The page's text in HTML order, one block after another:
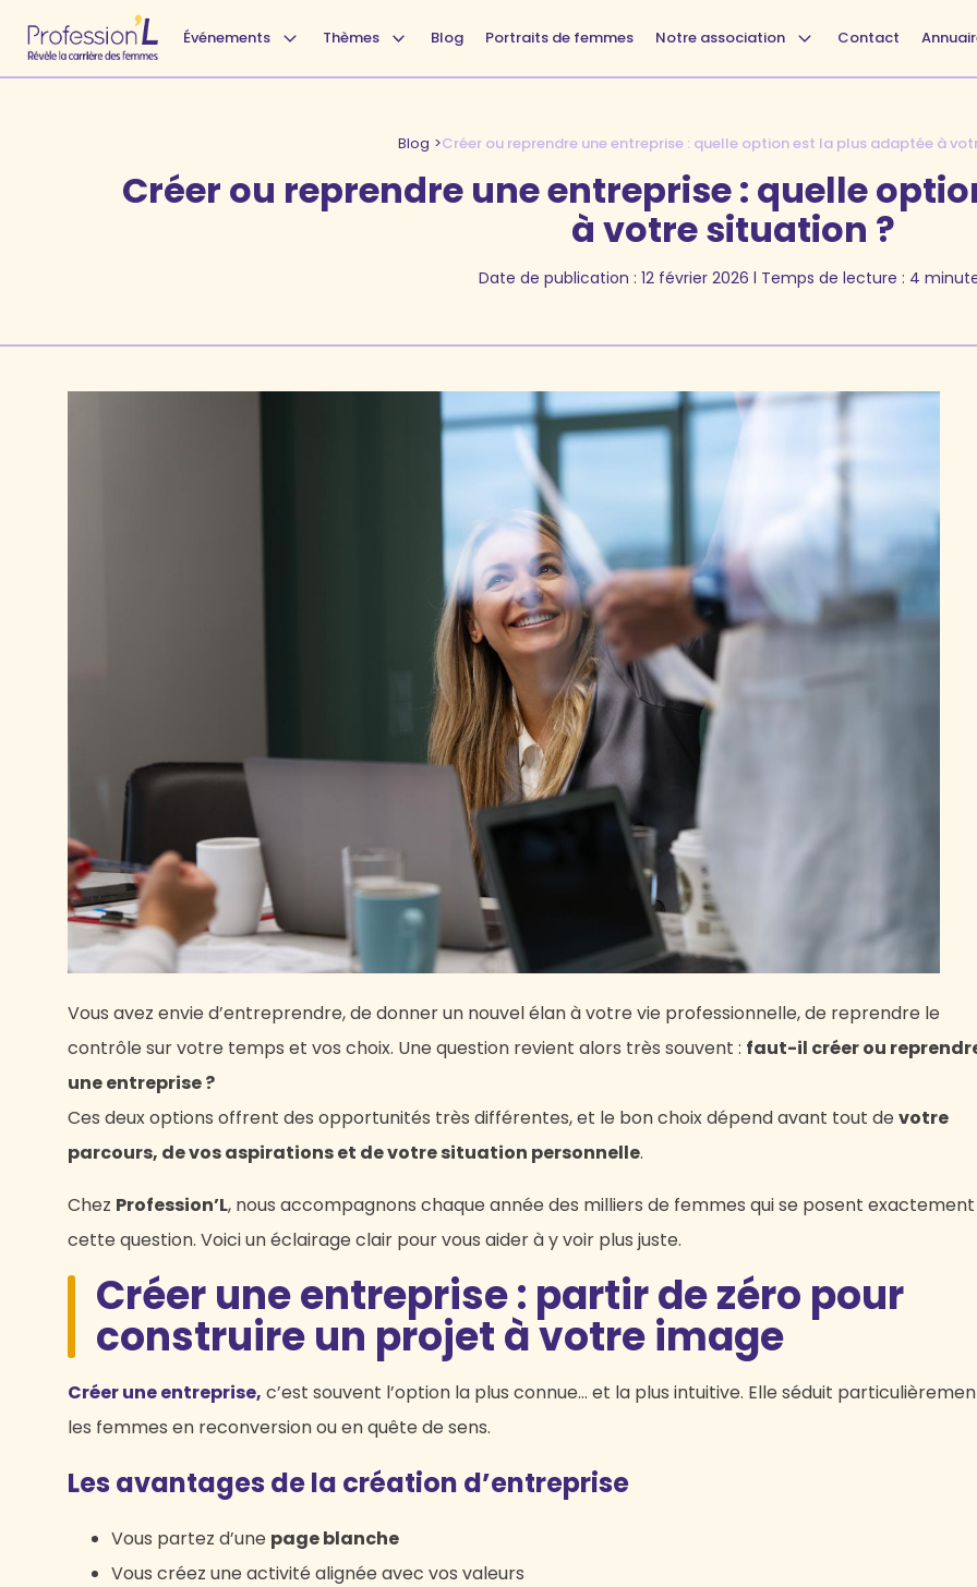
Événements Thèmes Blog Portraits de femmes Notre association Contact
Blog >Créer ou reprendre une entreprise : quelle option est la plus adaptée à
Créer ou reprendre une entreprise : quelle
à votre situation ?
Date de publication : 12 février 2026 l Temps de lecture : 4
Vous avez envie d’entreprendre, de donner un nouvel élan à votre vie professionnelle, de reprendre le
contrôle sur votre temps et vos choix. Une question revient alors très souvent : faut-il créer ou
une entreprise ?
Ces deux options offrent des opportunités très différentes, et le bon choix dépend avant tout de votre
parcours, de vos aspirations et de votre situation personnelle.
Chez Profession’L, nous accompagnons chaque année des milliers de femmes qui se posent exactement
cette question. Voici un éclairage clair pour vous aider à y voir plus juste.
Créer une entreprise : partir de zéro pour
construire un projet à votre image
Créer une entreprise, c’est souvent l’option la plus connue… et la plus intuitive. Elle séduit
les femmes en reconversion ou en quête de sens.
Les avantages de la création d’entreprise
Vous partez d’une page blanche
Vous créez une activité alignée avec vos valeurs